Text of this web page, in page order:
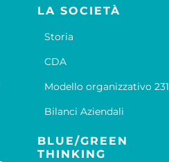
LA SOCIETÀ
Storia
CDA
Modello organizzativo 231
Bilanci Aziendali
BLUE/GREEN
THINKING